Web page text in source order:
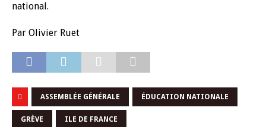
national.
Par Olivier Ruet
ASSEMBLÉE GÉNÉRALE ÉDUCATION NATIONALE
GRÈVE ILE DE FRANCE